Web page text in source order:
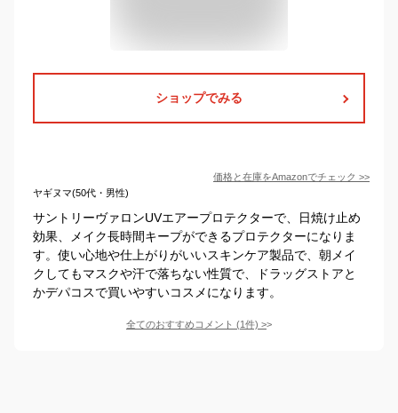
ショップでみる
価格と在庫をAmazonでチェック >>
ヤギヌマ(50代・男性)
サントリーヴァロンUVエアープロテクターで、日焼け止め
効果、メイク長時間キープができるプロテクターになりま
す。使い心地や仕上がりがいいスキンケア製品で、朝メイ
クしてもマスクや汗で落ちない性質で、ドラッグストアと
かデパコスで買いやすいコスメになります。
全てのおすすめコメント (1件) >